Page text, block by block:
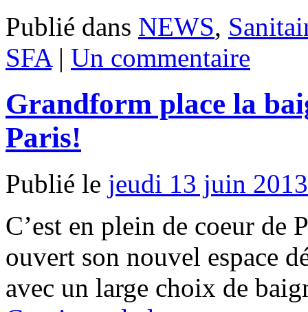
Publié dans NEWS,
SFA | Un commentaire
Grandform place la
Paris!
Publié le jeudi 13 juin 2013
C’est en plein de coeur de
ouvert son nouvel espace
avec un large choix de